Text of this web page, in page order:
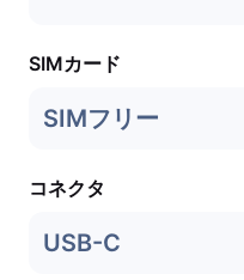
SIMカード
SIMフリー
コネクタ
USB-C